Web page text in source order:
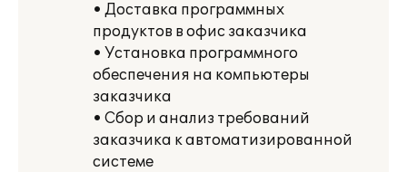
• Доставка программных
продуктов в офис заказчика
• Установка программного
обеспечения на компьютеры
заказчика
• Сбор и анализ требований
заказчика к автоматизированной
системе